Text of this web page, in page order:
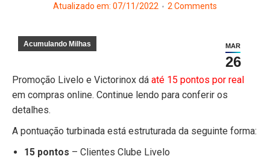
Atualizado em: 07/11/2022
2 Comments
MAR
26
Acumulando Milhas
Promoção Livelo e Victorinox dá até 15 pontos por real
em compras online. Continue lendo para conferir os
detalhes.
A pontuação turbinada está estruturada da seguinte forma:
15 pontos – Clientes Clube Livelo